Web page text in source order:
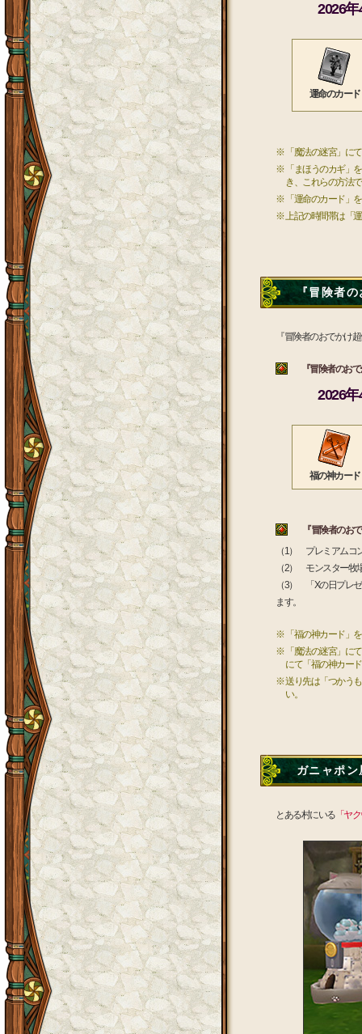
2026
運命のカード
※ 「魔法の迷宮」に
※ 「まほうのカギ」
き、これらの方法
※ 「運命のカード」
※ 上記の時間帯は「
『冒険者の
『冒険者のおでかけ
『冒険者のおで
2026
福の神カード
『冒険者のおで
（1） プレミアムコ
（2） モンスター牧
（3） 「Xの日プレ
ます。
※ 「福の神カード」
※ 「魔法の迷宮」に
にて「福の神カー
※ 送り先は「つかう
い。
ガニャポン
とある村にいる「ヤ